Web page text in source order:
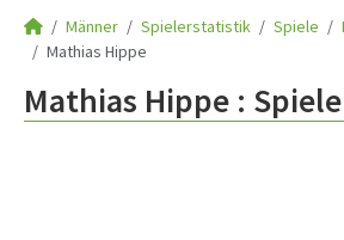
Männer Spielerstatistik Spiele
Mathias Hippe
Mathias Hippe :